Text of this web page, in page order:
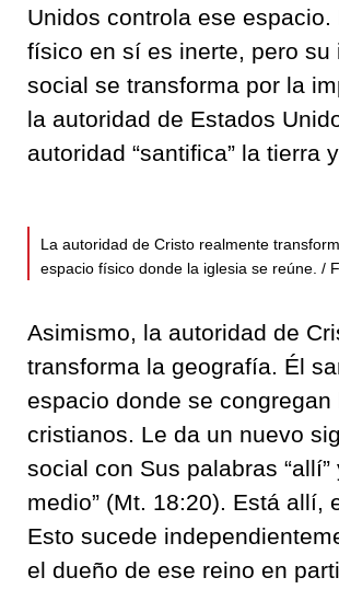
Unidos controla ese espacio.
físico en sí es inerte, pero su
social se transforma por la
la autoridad de Estados
autoridad “santifica” la tierra
La autoridad de Cristo realmente
espacio físico donde la iglesia se reúne. /
Asimismo, la autoridad de
transforma la geografía. Él
espacio donde se congregan
cristianos. Le da un nuevo
social con Sus palabras “allí”
medio” (Mt. 18:20). Está allí,
Esto sucede
el dueño de ese reino en